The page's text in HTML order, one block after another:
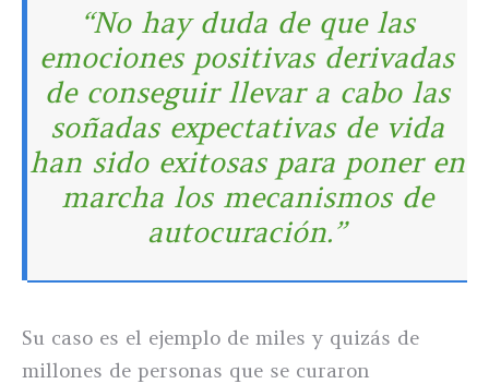
“No hay duda de que las
emociones positivas derivadas
de conseguir llevar a cabo las
soñadas expectativas de vida
han sido exitosas para poner en
marcha los mecanismos de
autocuración.”
Su caso es el ejemplo de miles y quizás de
millones de personas que se curaron